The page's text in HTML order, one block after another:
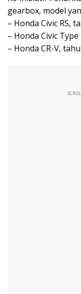
gearbox, model
– Honda Civic RS,
– Honda Civic
– Honda CR-V,